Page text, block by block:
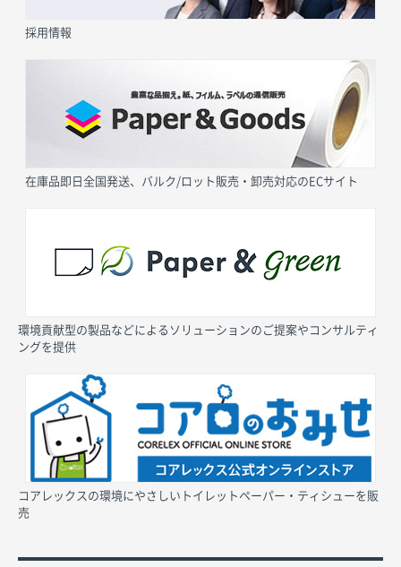
採用情報
在庫品即日全国発送、バルク/ロット販売・卸売対応のECサイト
環境貢献型の製品などによるソリューションのご提案やコンサルティ
ングを提供
コアレックスの環境にやさしいトイレットペーパー・ティシューを販
売